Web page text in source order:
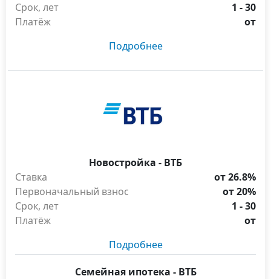
Срок, лет
1 - 30
Платёж
от
Подробнее
Новостройка - ВТБ
Ставка
от 26.8%
Первоначальный взнос
от 20%
Срок, лет
1 - 30
Платёж
от
Подробнее
Семейная ипотека - ВТБ